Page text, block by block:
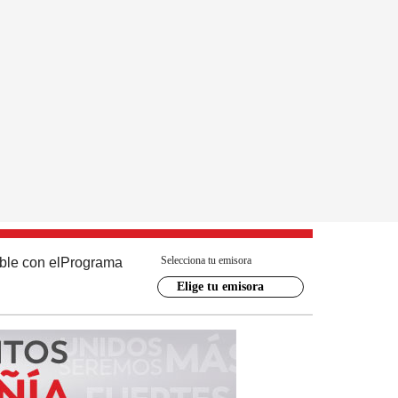
con el Programa Selecciona tu emisora
Elige tu emisora